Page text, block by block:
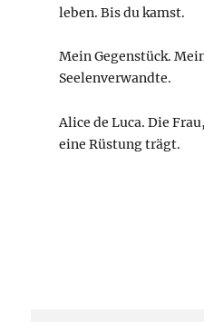
leben. Bis du kamst.
Mein Gegenstück.
Seelenverwandte.
Alice de Luca. Die
eine Rüstung trägt.